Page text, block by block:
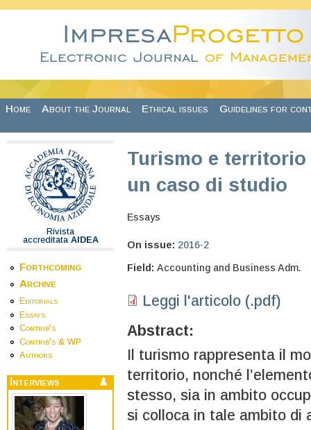
Home About the Journal Ethical issues Guidelines for
Rivista
accreditata AIDEA
Forthcoming
Archive
Editorials
Essays
Contrib's
Contrib's & WP
Authors
Interviews
Turismo e
un caso di studio
Essays
On issue: 2016-2
Field: Accounting and Business Adm.
Leggi l'articolo (.pdf)
Abstract:
Il turismo rappresenta il
territorio, nonché
stesso, sia in ambito
si colloca in tale ambito di